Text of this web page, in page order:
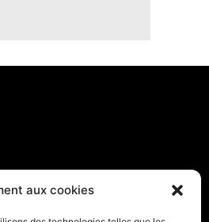
aux cookies